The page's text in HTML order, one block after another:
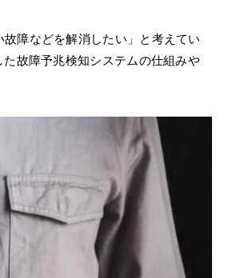
障などを解消したい」と考えてい
た故障予兆検知システムの仕組みや